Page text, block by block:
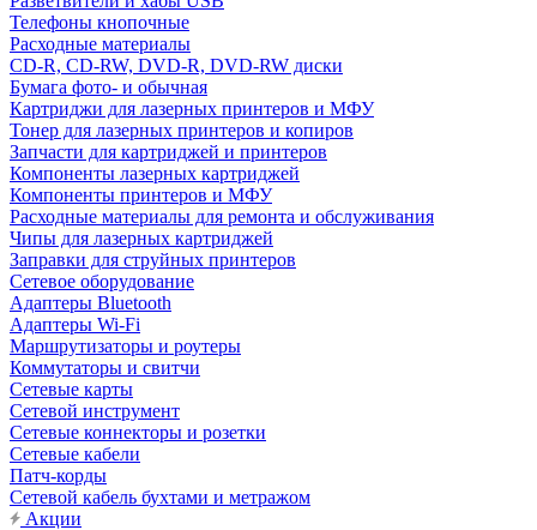
Телефоны кнопочные
Расходные материалы
CD-R, CD-RW, DVD-R, DVD-RW диски
Бумага фото- и обычная
Картриджи для лазерных принтеров и МФУ
Тонер для лазерных принтеров и копиров
Запчасти для картриджей и принтеров
Компоненты лазерных картриджей
Компоненты принтеров и МФУ
Расходные материалы для ремонта и обслуживания
Чипы для лазерных картриджей
Заправки для струйных принтеров
Сетевое оборудование
Адаптеры Bluetooth
Адаптеры Wi-Fi
Маршрутизаторы и роутеры
Коммутаторы и свитчи
Сетевые карты
Сетевой инструмент
Сетевые коннекторы и розетки
Сетевые кабели
Патч-корды
Сетевой кабель бухтами и метражом
Акции